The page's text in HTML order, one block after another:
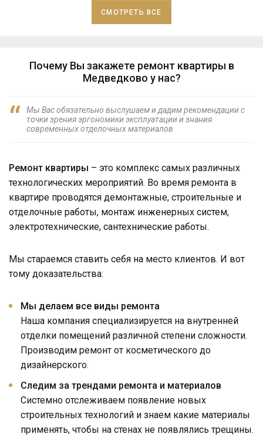
СМОТРЕТЬ ВСЕ
Почему Вы закажете ремонт квартиры в
Медведково у нас?
Мы Вас обязательно выслушаем и дадим рекомендации с
точки зрения эргономики эксплуатации и знания
современных отделочных материалов
Ремонт квартиры – это комплекс самых различных
технологических мероприятий. Во время ремонта в
квартире проводятся демонтажные, строительные и
отделочные работы, монтаж инженерных систем,
электротехнические, сантехнические работы.
Мы стараемся ставить себя на место клиентов. И вот
тому доказательства:
Мы делаем все виды ремонта
Наша компания специализируется на внутренней
отделки помещений различной степени сложности.
Производим ремонт от косметического до
дизайнерского.
Следим за трендами ремонта и материалов
Системно отслеживаем появление новых
строительных технологий и знаем какие материалы
применять, чтобы на стенах не появлялись трещины.